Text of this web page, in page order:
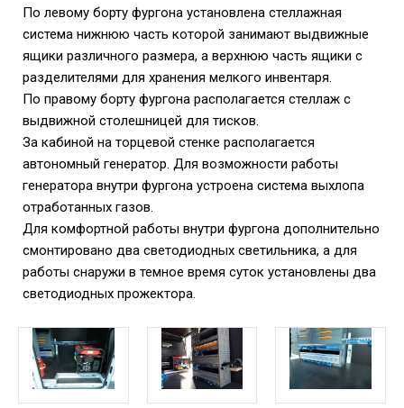
По левому борту фургона установлена стеллажная
система нижнюю часть которой занимают выдвижные
ящики различного размера, а верхнюю часть ящики с
разделителями для хранения мелкого инвентаря.
По правому борту фургона располагается стеллаж с
выдвижной столешницей для тисков.
За кабиной на торцевой стенке располагается
автономный генератор. Для возможности работы
генератора внутри фургона устроена система выхлопа
отработанных газов.
Для комфортной работы внутри фургона дополнительно
смонтировано два светодиодных светильника, а для
работы снаружи в темное время суток установлены два
светодиодных прожектора.